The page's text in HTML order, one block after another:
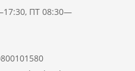
ПТ 08:30—